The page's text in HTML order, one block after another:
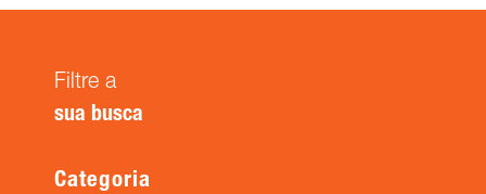
Filtre a
sua busca
Categoria